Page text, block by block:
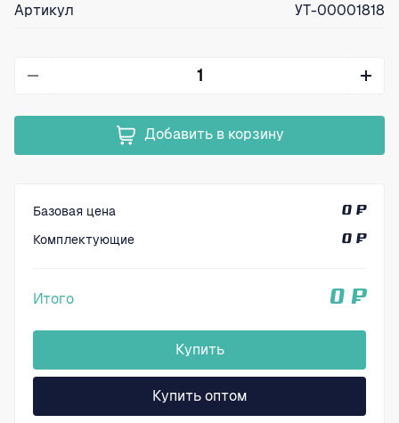
Артикул УТ-00001818
Добавить в корзину
Базовая цена
0 ₽
Комплектующие
0 ₽
Итого 0 ₽
Купить
Купить оптом